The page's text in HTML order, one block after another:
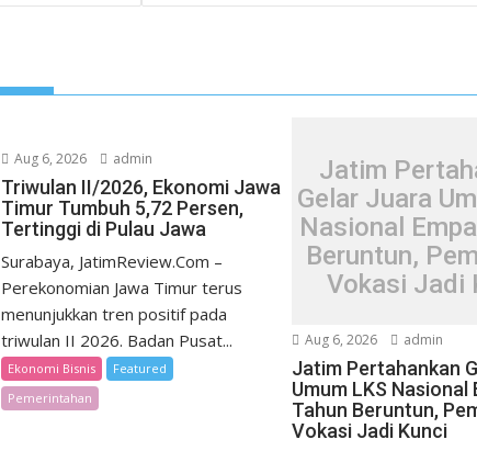
Aug 6, 2026 admin
Triwulan II/2026, Ekonomi Jawa
Timur Tumbuh 5,72 Persen,
Tertinggi di Pulau Jawa
Surabaya, JatimReview.Com –
Perekonomian Jawa Timur terus
menunjukkan tren positif pada
triwulan II 2026. Badan Pusat...
Ekonomi Bisnis
Featured
Pemerintahan
Jatim
Gelar Juara
Nasional
Beruntun,
Vokasi Jadi
Aug 6, 2026 admin
Jatim Pertahankan
Umum LKS Nasional
Tahun Beruntun,
Vokasi Jadi Kunci